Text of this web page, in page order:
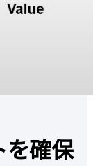
を確保